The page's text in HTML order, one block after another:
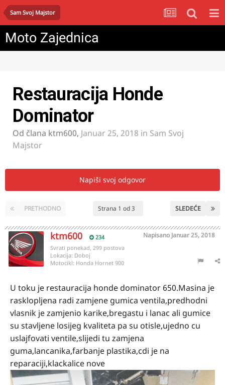
Sam Svoj Majstor
Moto Zajednica
Restauracija Honde
Dominator
Od člana ktm600, Januar 25, 2018 in Sam Svoj
Majstor
Napiši svoj odgovor
PRETHODNO SLEDEĆE
Strana 1 od 3
ktm600 234 Napisano Januar 25, 2018
Svrati ponekad, 299 postova
Lokacija: Doboj
Motocikl: Honda Hornet 900
U toku je restauracija honde dominator 650.Masina je
rasklopljena radi zamjene gumica ventila,predhodni
vlasnik je zamjenio karike,bregastu i lanac ali gumice
su stavljene losijeg kvaliteta pa su otisle,ujedno cu
uslajfovati ventile,slijedi tu zamjena
guma,lancanika,farbanje plastika,cdi je na
reparaciji,klackalice nove